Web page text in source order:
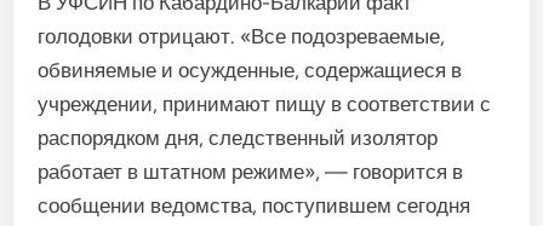
голодовки отрицают. «Все подозреваемые,
обвиняемые и осужденные, содержащиеся в
учреждении, принимают пищу в соответствии с
распорядком дня, следственный изолятор
работает в штатном режиме», — говорится в
сообщении ведомства, поступившем сегодня